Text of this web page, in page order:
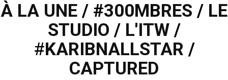
À LA UNE / #300MBRES / LE
STUDIO / L'ITW/
#KARIBNALLSTAR /
CAPTURED